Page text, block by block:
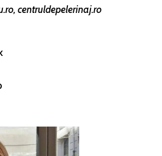
centruldepelerinaj.ro